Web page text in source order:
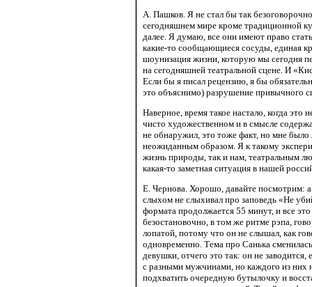
А. Пашков. Я не стал бы так
сегодняшнем мире кроме традиционной
далее. Я думаю, все они имеют право
какие-то сообщающиеся сосуды, единая
шоунизация жизни, которую мы сегодня
на сегодняшней театральной сцене. И
Если бы я писал рецензию, я бы
это объяснимо) разрушение привычного
Наверное, время такое настало, когда
чисто художественном и в смысле
не обнаружил, это тоже факт, но мне было
неожиданным образом. Я к такому
жизнь природы, так и нам, театральным
какая-то заметная ситуация в нашей
Е. Чернова. Хорошо, давайте посмотрим:
слыхом не слыхивал про заповедь «Не
формата продолжается 55 минут, и все
безостановочно, в том же ритме рэпа,
лопатой, потому что он не слышал, как
одновременно. Тема про Санька
девушки, отчего это так: он не
с разными мужчинами, но каждого из них
подхватить очередную бутылочку и